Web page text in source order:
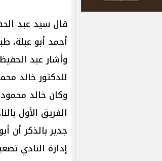
قال سيد عبد
أحمد ‏أبو عبلة،
وأشار عبد
للدكتور خالد
وكان خالد
الفريق الأول
جدير بالذكر أن
إدارة النادي